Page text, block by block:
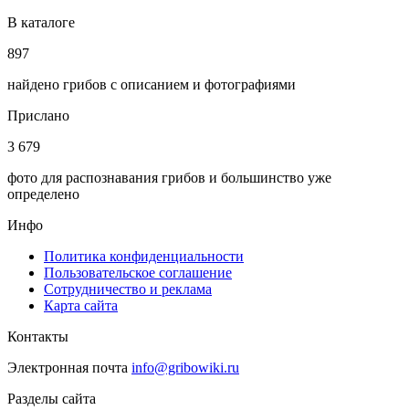
В каталоге
897
найдено грибов с описанием и фотографиями
Прислано
3 679
фото для распознавания грибов и большинство уже
определено
Инфо
Политика конфиденциальности
Пользовательское соглашение
Сотрудничество и реклама
Карта сайта
Контакты
Электронная почта info@gribowiki.ru
Разделы сайта